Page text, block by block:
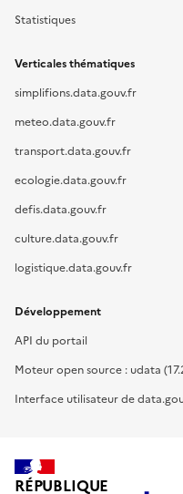
Statistiques
Verticales thématiques
simplifions.data.gouv.fr
meteo.data.gouv.fr
transport.data.gouv.fr
ecologie.data.gouv.fr
defis.data.gouv.fr
culture.data.gouv.fr
logistique.data.gouv.fr
Développement
API du portail
Moteur open source : udata
Interface utilisateur de
RÉPUBLIQUE